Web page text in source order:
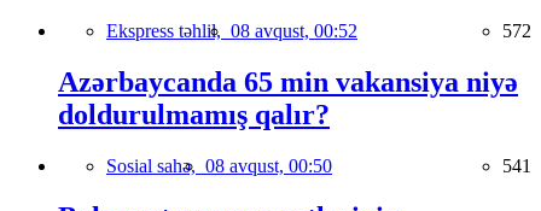
Ekspress təhlil, 08 avqust, 00:52 572
Azərbaycanda 65 min vakansiya niyə
doldurulmamış qalır?
Sosial sahə, 08 avqust, 00:50 541